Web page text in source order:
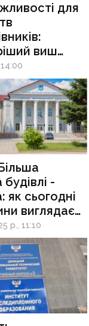
для
виш
уклали
про
-
як сьогодні
виглядає
ДонНТУ
р., 11:10